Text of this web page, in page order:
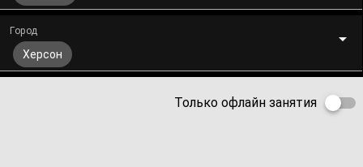
Город
Херсон
Только офлайн занятия